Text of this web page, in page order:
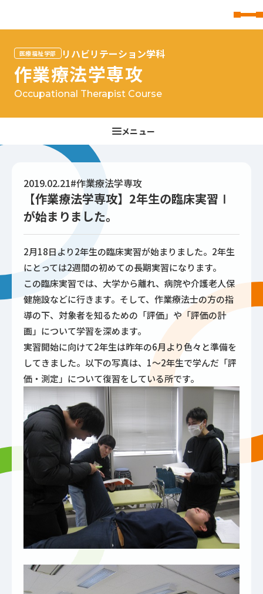
医療福祉学部 リハビリテーション学科
作業療法学専攻
Occupational Therapist Course
2019.02.21#作業療法学専攻
【作業療法学専攻】2年生の臨床実習Ⅰ
が始まりました。
2月18日より2年生の臨床実習が始まりました。2年生
にとっては2週間の初めての長期実習になります。
この臨床実習では、大学から離れ、病院や介護老人保
健施設などに行きます。そして、作業療法士の方の指
導の下、対象者を知るための「評価」や「評価の計
画」について学習を深めます。
実習開始に向けて2年生は昨年の6月より色々と準備を
してきました。以下の写真は、1～2年生で学んだ「評
価・測定」について復習をしている所です。